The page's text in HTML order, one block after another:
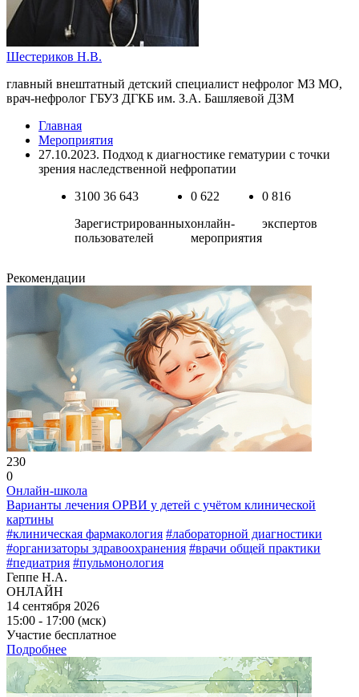
Шестериков Н.В.
главный внештатный детский специалист нефролог МЗ МО,
врач-нефролог ГБУЗ ДГКБ им. З.А. Башляевой ДЗМ
Главная
Мероприятия
27.10.2023. Подход к диагностике гематурии с точки
зрения наследственной нефропатии
3100 36 643
Зарегистрированных
пользователей
0 622
онлайн-
мероприятия
0 816
экспертов
Рекомендации
230
0
Онлайн-школа
Варианты лечения ОРВИ у детей с учётом клинической
картины
#клиническая фармакология #лабораторной диагностики
#организаторы здравоохранения #врачи общей практики
#педиатрия #пульмонология
Геппе Н.А.
ОНЛАЙН
14 сентября 2026
15:00 - 17:00 (мск)
Участие бесплатное
Подробнее